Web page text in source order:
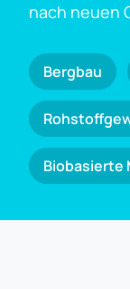
nach neuen
Bergbau
Biobasierte